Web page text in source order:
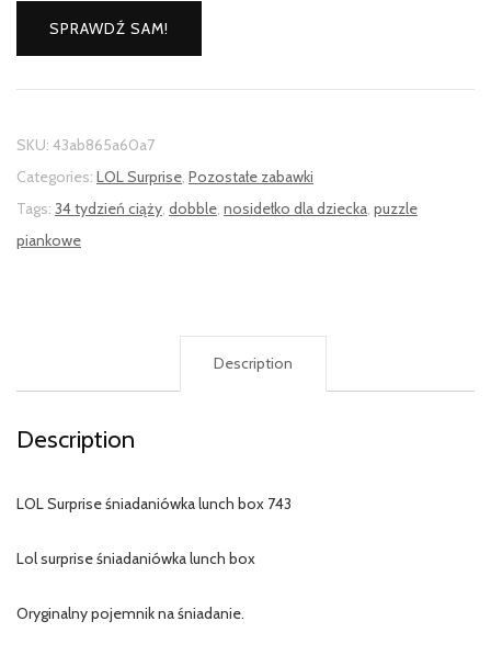
SPRAWDŹ SAM!
SKU: 43ab865a60a7
Categories: LOL Surprise Pozostałe zabawki
Tags: 34 tydzień ciąży dobble nosidełko dla dziecka puzzle
piankowe
Description
Description
LOL Surprise śniadaniówka lunch box 743
Lol surprise śniadaniówka lunch box
Oryginalny pojemnik na śniadanie.